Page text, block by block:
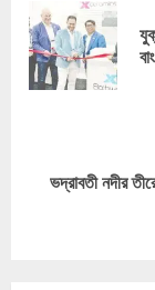
Reading
Next
ভদ্রাবতী নদীর